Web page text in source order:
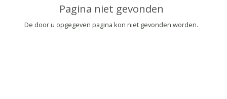
Pagina niet gevonden
De door u opgegeven pagina kon niet gevonden worden.